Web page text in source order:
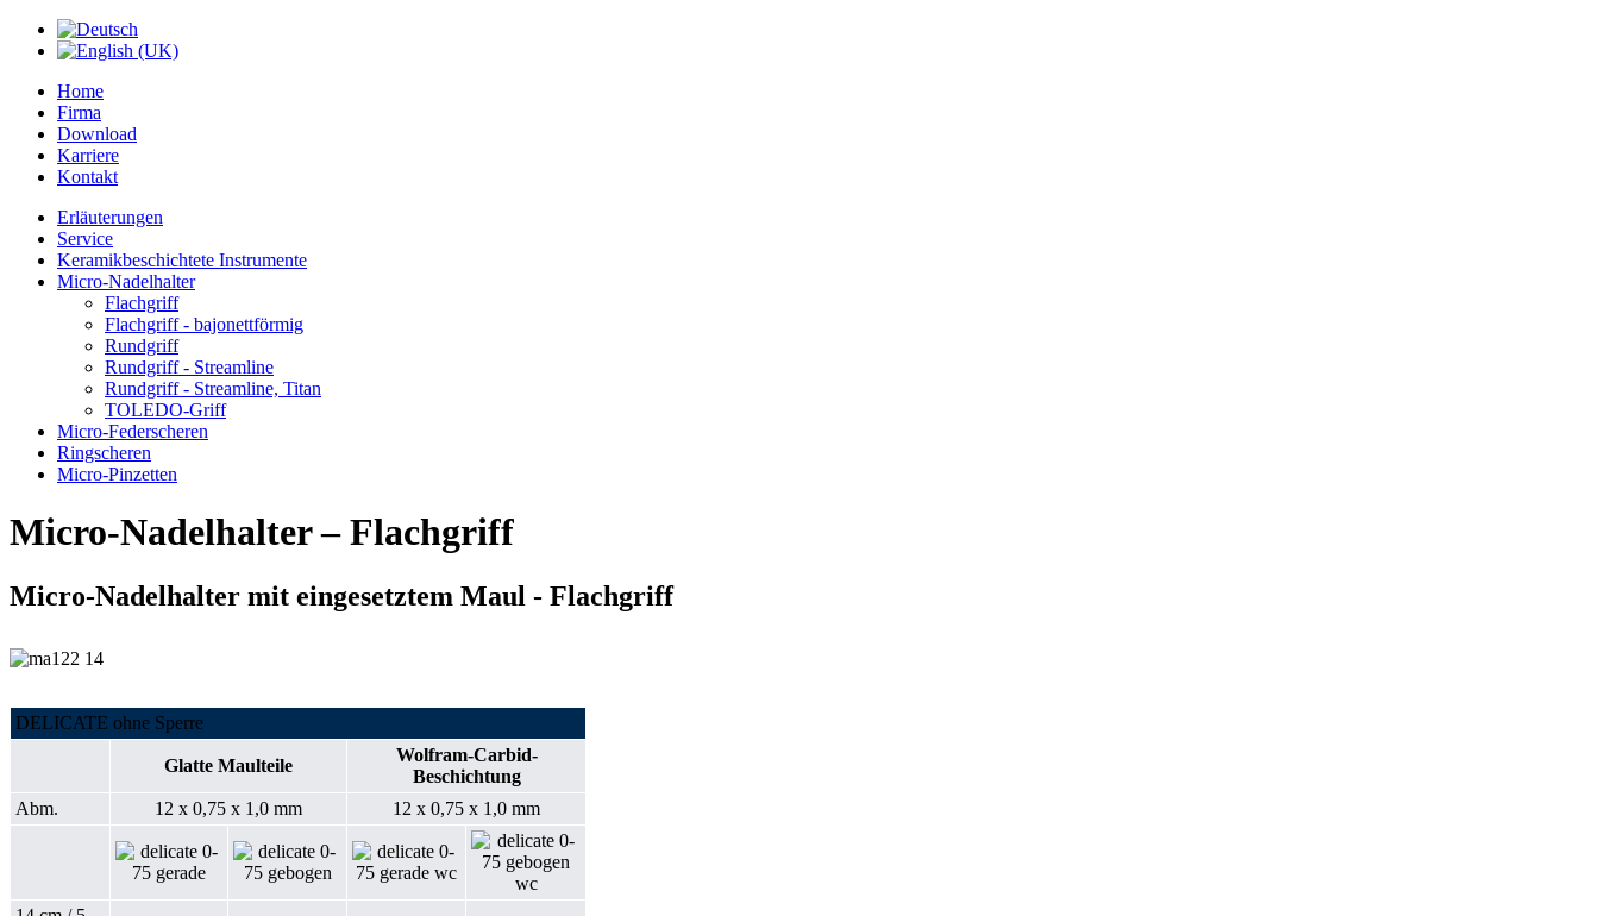
Home
Firma
Download
Karriere
Kontakt
Erläuterungen
Service
Keramikbeschichtete Instrumente
Micro-Nadelhalter
Flachgriff
Flachgriff - bajonettförmig
Rundgriff
Rundgriff - Streamline
Rundgriff - Streamline, Titan
TOLEDO-Griff
Micro-Federscheren
Ringscheren
Micro-Pinzetten
Micro-Nadelhalter – Flachgriff
Micro-Nadelhalter mit eingesetztem Maul - Flachgriff
DELICATE ohne Sperre
Glatte Maulteile
Wolfram-Carbid-
Beschichtung
Abm.
12 x 0,75 x 1,0 mm 12 x 0,75 x 1,0 mm